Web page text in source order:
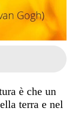
è che un
terra e nel